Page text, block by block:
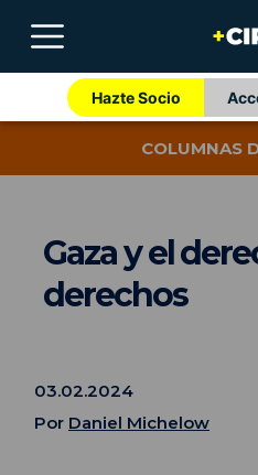
Hazte Socio
COLUMNAS
Gaza y el
derechos
03.02.2024
Por Daniel Michelow